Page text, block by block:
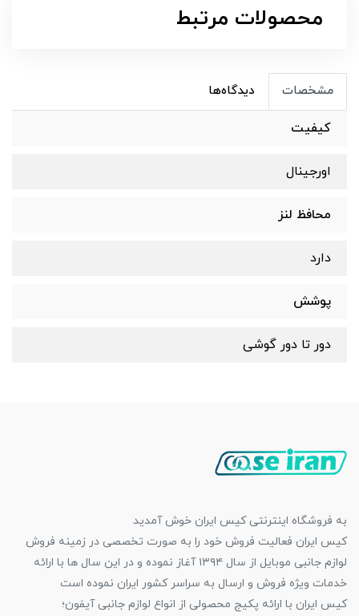
محصولات مرتبط
مشخصات دیدگاه‌ها
کیفیت
اورجینال
محافظ لنز
دارد
پوشش
دور تا دور گوشی
به فروشگاه اینترنتی کیس ایران خوش آمدید
کیس ایران فعالیت فروش خود را به صورت تخصصی در زمینه فروش
لوازم جانبی موبایل از سال ۱۳۹۴ آغاز نموده و در این سال ها با ارائه
خدمات ویژه فروش و ارسال به سراسر کشور ایران نموده است
کیس ایران با ارائه پکیج محصولی از انواع لوازم جانبی آیفون؛